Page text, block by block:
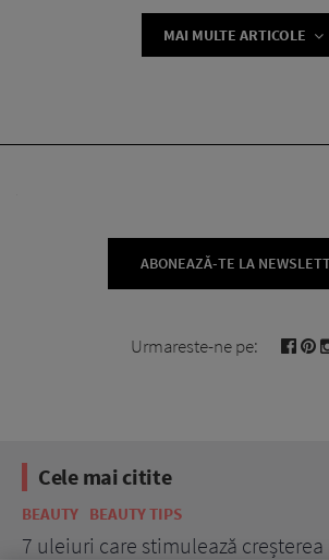
MAI MULTE ARTICOLE
ABONEAZĂ-TE LA
Urmareste-ne pe:
Cele mai citite
BEAUTY BEAUTY TIPS
7 uleiuri care stimulează